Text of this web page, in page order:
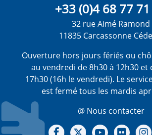
+33 (0)4 68 77 71
32 rue Aimé Ramond
11835 Carcassonne
Ouverture hors jours fériés ou
au vendredi de 8h30 à 12h30 et
17h30 (16h le vendredi). Le
est fermé tous les mardis
@ Nous contacter
Notre Facebook
Notre X - (twitter)
Notre